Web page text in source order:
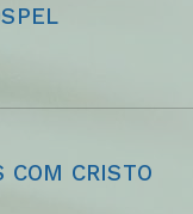
COM CRISTO